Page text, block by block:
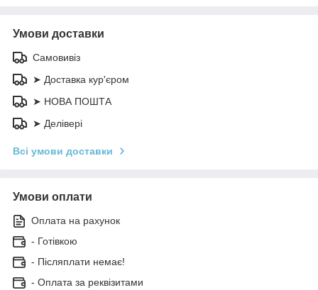
Умови доставки
Самовивіз
➤ Доставка кур'єром
➤ НОВА ПОШТА
➤ Делівері
Всі умови доставки
Умови оплати
Оплата на рахунок
- Готівкою
- Післяплати немає!
- Оплата за реквізитами